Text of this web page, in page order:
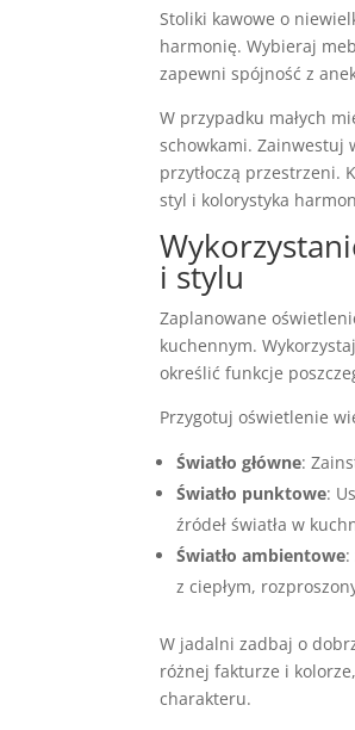
Stoliki kawowe o
harmonię. Wybieraj
zapewni spójność z
W przypadku małych
schowkami. Zainwestuj
przytłoczą przestrzeni.
styl i kolorystyka
i stylu
Zaplanowane
kuchennym.
określić funkcje
Przygotuj oświetlenie
Światło główne:
Światło punktowe:
źródeł światła w
Światło ambientowe
z ciepłym,
W jadalni zadbaj o
różnej fakturze i
charakteru.